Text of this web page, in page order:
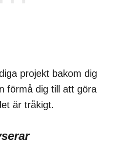
projekt bakom dig
förmå dig till att göra
är tråkigt.